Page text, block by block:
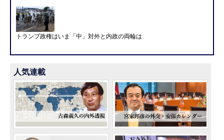
トランプ政権はいま「中」対外と内政の両輪は
人気連載